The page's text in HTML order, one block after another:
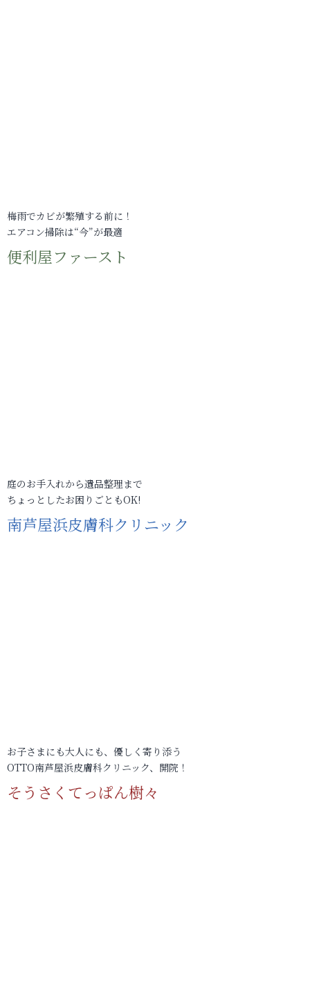
梅雨でカビが繁殖する前に！
エアコン掃除は“今”が最適
便利屋ファースト
庭のお手入れから遺品整理まで
ちょっとしたお困りごともOK!
南芦屋浜皮膚科クリニック
お子さまにも大人にも、優しく寄り添う
OTTO南芦屋浜皮膚科クリニック、開院！
そうさくてっぱん樹々